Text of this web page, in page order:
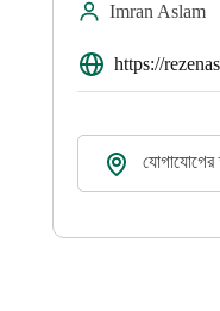
Imran Aslam
https://